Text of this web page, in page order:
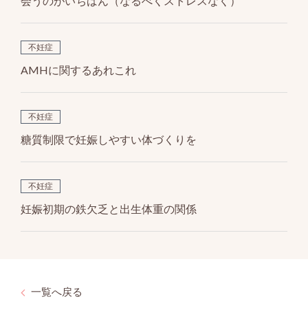
不妊症
AMHに関するあれこれ
不妊症
糖質制限で妊娠しやすい体づくりを
不妊症
妊娠初期の鉄欠乏と出生体重の関係
一覧へ戻る